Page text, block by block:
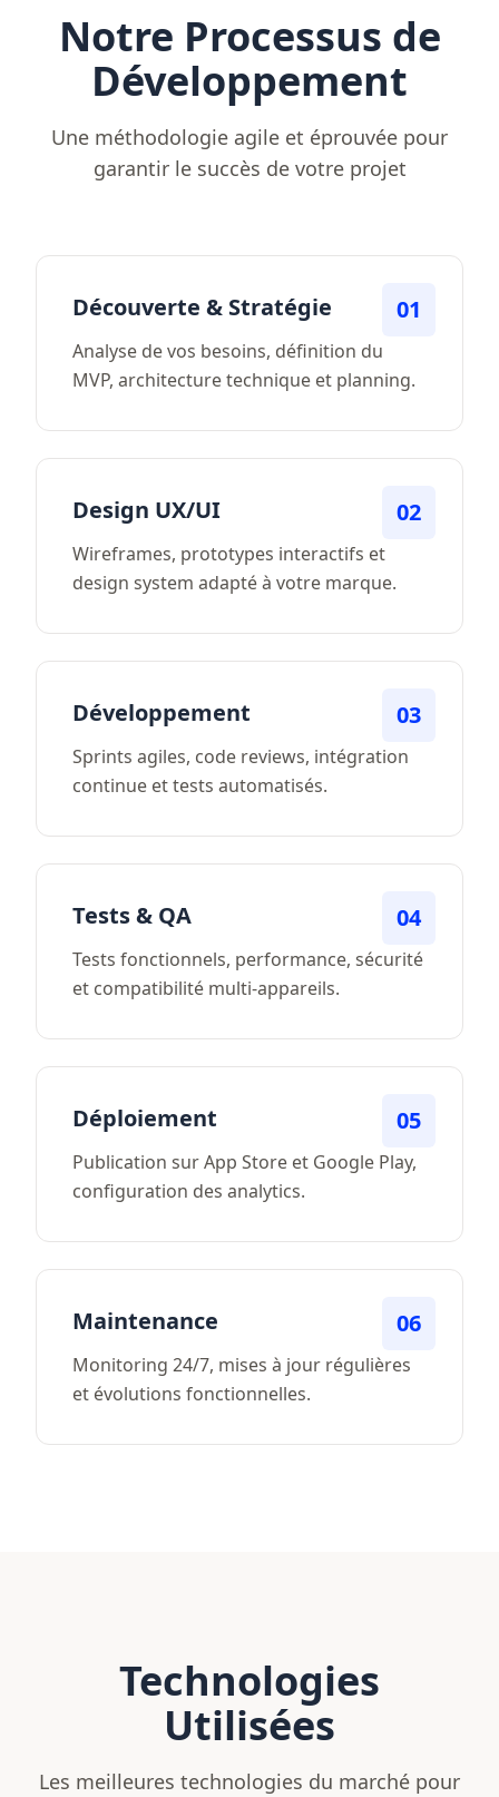
Notre Processus de
Développement
Une méthodologie agile et éprouvée pour
garantir le succès de votre projet
01
Découverte & Stratégie
Analyse de vos besoins, définition du
MVP, architecture technique et planning.
02
Design UX/UI
Wireframes, prototypes interactifs et
design system adapté à votre marque.
03
Développement
Sprints agiles, code reviews, intégration
continue et tests automatisés.
04
Tests & QA
Tests fonctionnels, performance, sécurité
et compatibilité multi-appareils.
05
Déploiement
Publication sur App Store et Google Play,
configuration des analytics.
06
Maintenance
Monitoring 24/7, mises à jour régulières
et évolutions fonctionnelles.
Technologies
Utilisées
Les meilleures technologies du marché pour